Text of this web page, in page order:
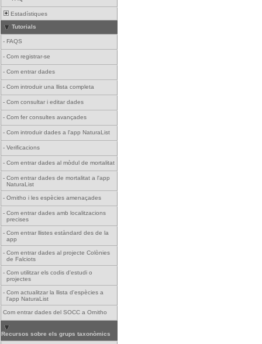
Estadístiques
Tutorials
- FAQS
- Com registrar-se
- Com entrar dades
- Com introduir una llista completa
- Com consultar i editar dades
- Com fer consultes avançades
- Com introduir dades a l'app NaturaList
- Verificacions
- Com entrar dades al mòdul de mortalitat
- Com entrar dades de mortalitat a l'app
NaturaList
- Ornitho i les espècies amenaçades
- Com entrar dades amb localitzacions
precises
- Com entrar llistes estàndard des de la
app
- Com entrar dades al projecte Colònies
de Falciots
- Com utilitzar els codis d'estudi o
projectes
- Com actualitzar la llista d'espècies a
l'app NaturaList
Com entrar dades del SOCC a Ornitho
Recursos sobre els grups taxonòmics